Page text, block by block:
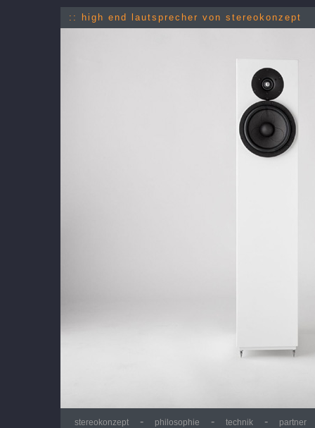
:: high end lautsprecher von stereokonzept
stereokonzept - philosophie - technik - partner